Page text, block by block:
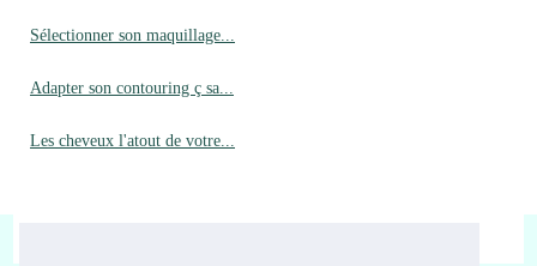
Sélectionner son maquillage...
Adapter son contouring ç sa...
Les cheveux l'atout de votre...